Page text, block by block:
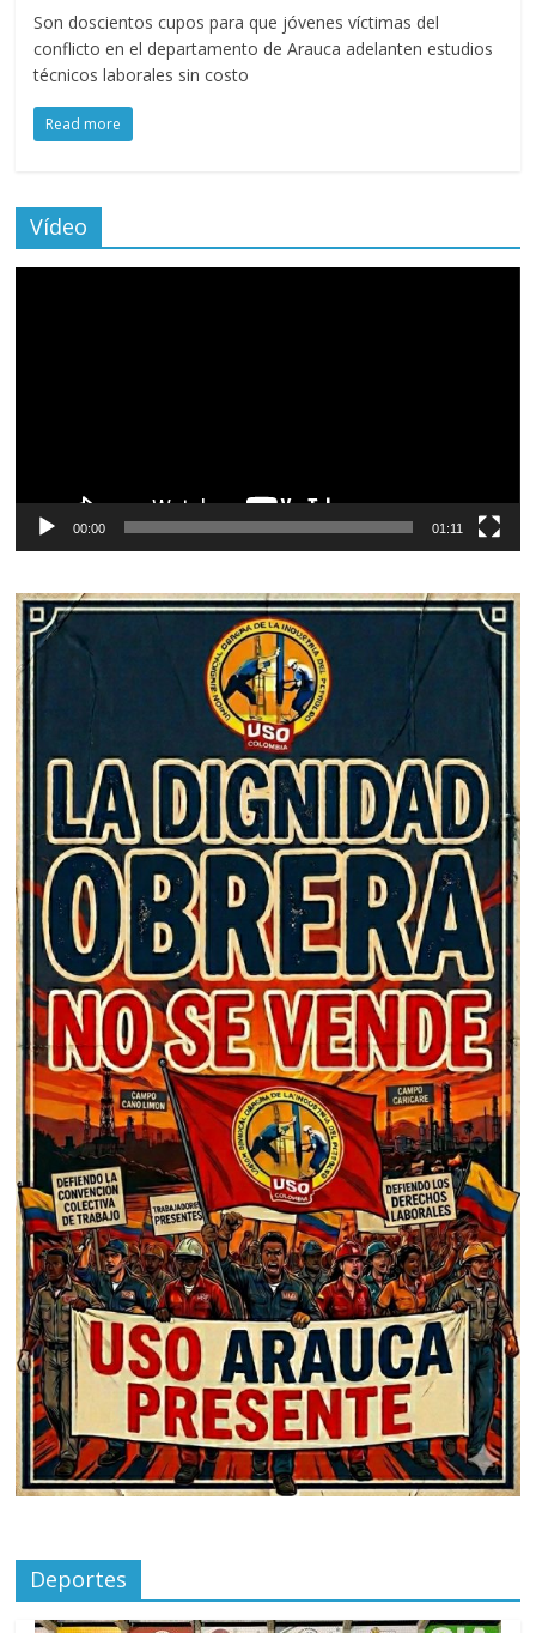
Son doscientos cupos para que jóvenes víctimas del
conflicto en el departamento de Arauca adelanten estudios
técnicos laborales sin costo
Read more
Vídeo
00:00 01:11
Deportes